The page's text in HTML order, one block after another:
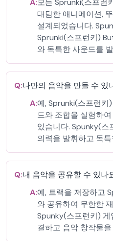
A:모든 Sprunki(스프런
대담한 애니메이션,
설계되었습니다.
Sprunki(스프런키)
와 독특한 사운드를
Q:나만의 음악을 만들 수 있
A:예, Sprunki(스프런
드와 조합을 실험하
있습니다. Spunky(스
의력을 발휘하고 독
Q:내 음악을 공유할 수 있나
A:예, 트랙을 저장하고
와 공유하여 무한한
Spunky(스프런키) 게
결하고 음악 창작물